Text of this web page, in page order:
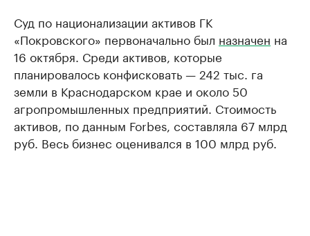
Суд по национализации активов ГК
«Покровского» первоначально был назначен на
16 октября. Среди активов, которые
планировалось конфисковать — 242 тыс. га
земли в Краснодарском крае и около 50
агропромышленных предприятий. Стоимость
активов, по данным Forbes, составляла 67 млрд
руб. Весь бизнес оценивался в 100 млрд руб.